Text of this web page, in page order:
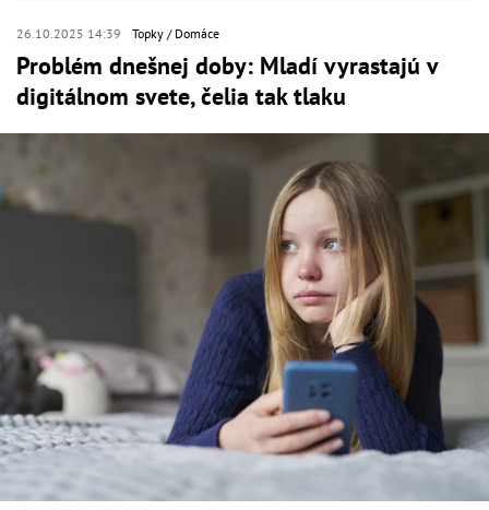
26.10.2025 14:39 Topky Domáce
Problém dnešnej doby: Mladí vyrastajú v
digitálnom svete, čelia tak tlaku